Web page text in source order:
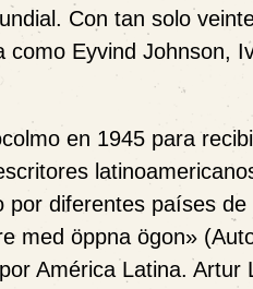
Con tan solo
Eyvind Johnson,
en 1945 para
diferentes países
med öppna ögon»
América Latina. Artur